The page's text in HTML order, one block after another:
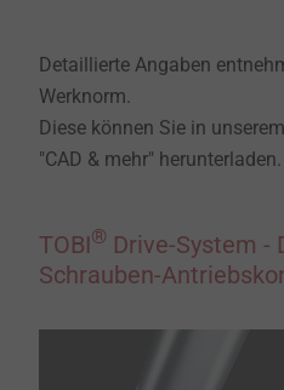
Detaillierte Angaben
Werknorm.
Diese können Sie in
"CAD & mehr" herunterladen.
TOBI® Drive-System -
Schrauben-